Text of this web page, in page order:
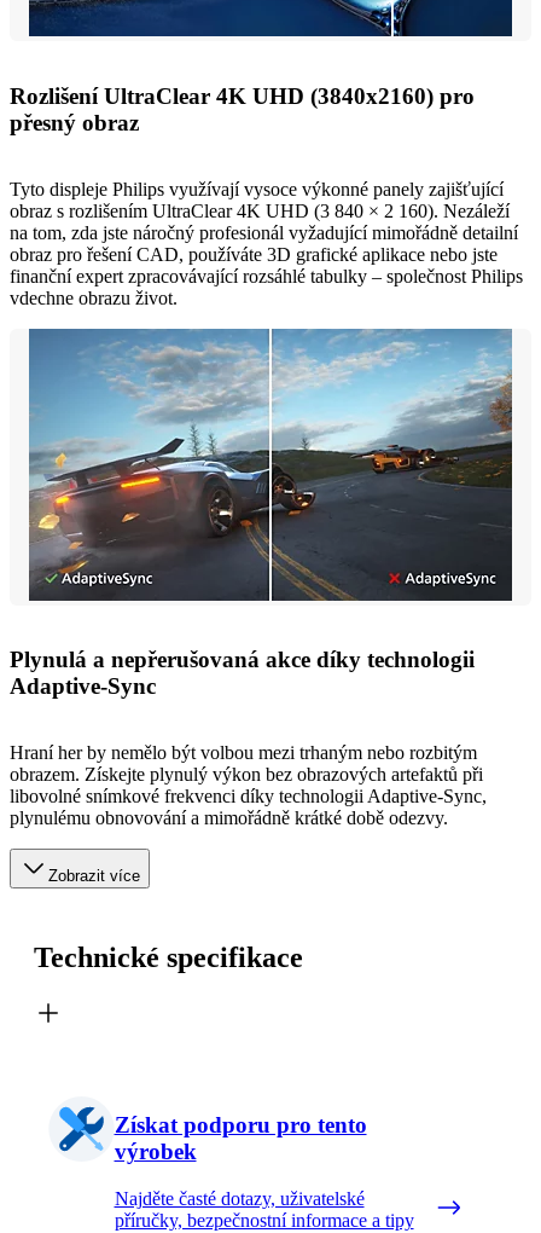
Rozlišení UltraClear 4K UHD (3840x2160) pro
přesný obraz
Tyto displeje Philips využívají vysoce výkonné panely zajišťující
obraz s rozlišením UltraClear 4K UHD (3 840 × 2 160). Nezáleží
na tom, zda jste náročný profesionál vyžadující mimořádně detailní
obraz pro řešení CAD, používáte 3D grafické aplikace nebo jste
finanční expert zpracovávající rozsáhlé tabulky – společnost Philips
vdechne obrazu život.
Plynulá a nepřerušovaná akce díky technologii
Adaptive-Sync
Hraní her by nemělo být volbou mezi trhaným nebo rozbitým
obrazem. Získejte plynulý výkon bez obrazových artefaktů při
libovolné snímkové frekvenci díky technologii Adaptive-Sync,
plynulému obnovování a mimořádně krátké době odezvy.
Zobrazit více
Technické specifikace
Získat podporu pro tento
výrobek
Najděte časté dotazy, uživatelské
příručky, bezpečnostní informace a tipy